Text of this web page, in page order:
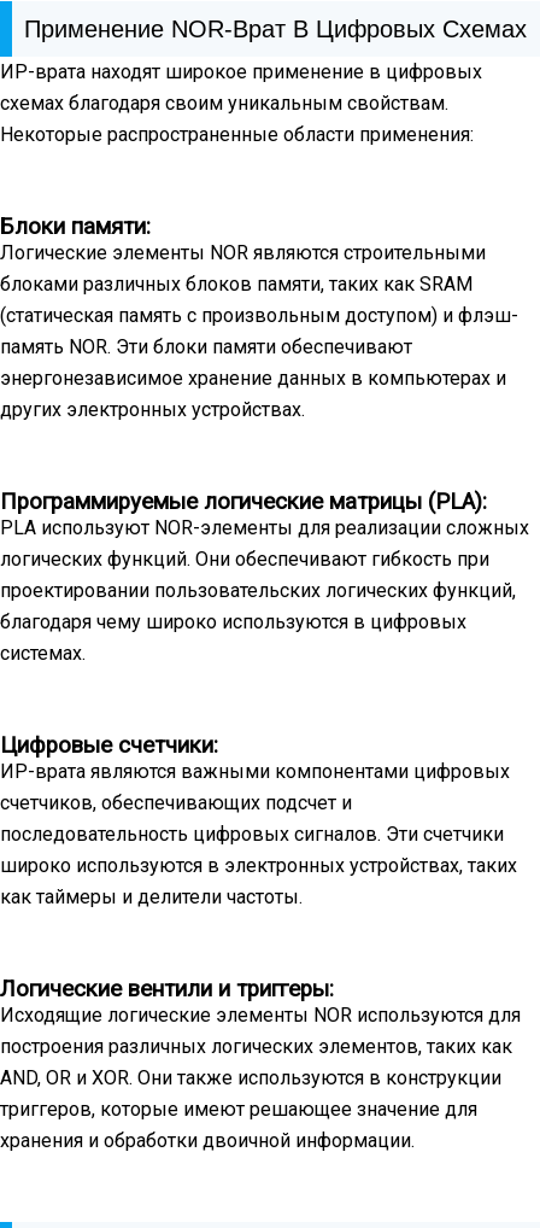
Применение NOR-Врат В Цифровых Схемах
ИР-врата находят широкое применение в цифровых
схемах благодаря своим уникальным свойствам.
Некоторые распространенные области применения:
Блоки памяти:
Логические элементы NOR являются строительными
блоками различных блоков памяти, таких как SRAM
(статическая память с произвольным доступом) и флэш-
память NOR. Эти блоки памяти обеспечивают
энергонезависимое хранение данных в компьютерах и
других электронных устройствах.
Программируемые логические матрицы (PLA):
PLA используют NOR-элементы для реализации сложных
логических функций. Они обеспечивают гибкость при
проектировании пользовательских логических функций,
благодаря чему широко используются в цифровых
системах.
Цифровые счетчики:
ИР-врата являются важными компонентами цифровых
счетчиков, обеспечивающих подсчет и
последовательность цифровых сигналов. Эти счетчики
широко используются в электронных устройствах, таких
как таймеры и делители частоты.
Логические вентили и триггеры:
Исходящие логические элементы NOR используются для
построения различных логических элементов, таких как
AND, OR и XOR. Они также используются в конструкции
триггеров, которые имеют решающее значение для
хранения и обработки двоичной информации.